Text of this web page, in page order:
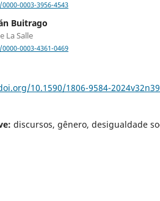
0003-3956-4543
Buitrago
La Salle
0003-4361-0469
10.1590/1806-9584-
discursos, gênero, desigualdade